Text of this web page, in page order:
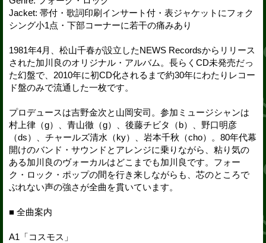
Jacket: 帯付・歌詞印刷インサート付・表ジャケットにフォク
シング小1点・下部コーナーに若干の痛みあり
1981年4月、松山千春が設立したNEWS Recordsからリリース
された加川良のオリジナル・アルバム。長らくCD未発売だっ
た幻盤で、2010年に初CD化されるまで約30年にわたりレコー
ド盤のみで流通した一枚です。
プロデュースは吉野金次と山岡安司。参加ミュージシャンは
村上律（g）、青山徹（g）、後藤チビタ（b）、野口明彦
（ds）、チャールズ清水（ky）、岩本千秋（cho）。80年代幕
開けのバンド・サウンドとアレンジに乗りながら、粘り気の
ある加川良のヴォーカルはどこまでも加川良です。フォー
ク・ロック・ポップの間を行き来しながらも、芯のところで
ぶれない声の強さが全曲を貫いています。
■ 全曲案内
A1「コスモス」